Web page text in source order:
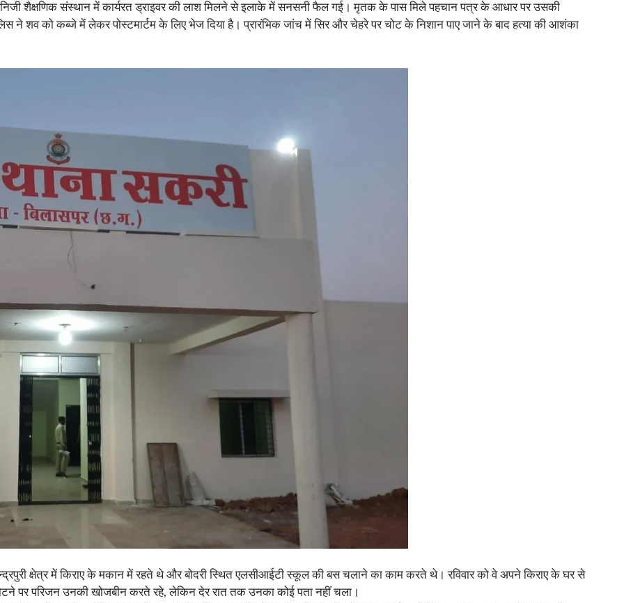
निजी शैक्षणिक संस्थान में कार्यरत ड्राइवर की लाश मिलने से इलाके में सनसनी फैल गई। मृतक के पास मिले पहचान पत्र के आधार पर उसकी
ने शव को कब्जे में लेकर पोस्टमार्टम के लिए भेज दिया है। प्रारंभिक जांच में सिर और चेहरे पर चोट के निशान पाए जाने के बाद हत्या की आशंका
क्षेत्र में किराए के मकान में रहते थे और बोदरी स्थित एलसीआईटी स्कूल की बस चलाने का काम करते थे। रविवार को वे अपने किराए के घर से
पर परिजन उनकी खोजबीन करते रहे, लेकिन देर रात तक उनका कोई पता नहीं चला।